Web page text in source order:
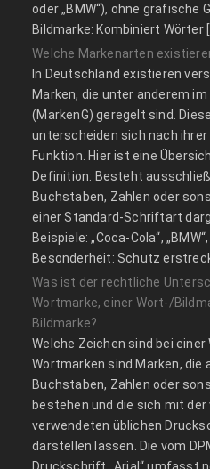
oder „BMW“), ohne grafische
Bildmarke: Kombiniert Wörter
Welche Markenarten
In Deutschland existieren
Marken, die unter anderem
(MarkenG) geregelt sind.
unterscheiden sich nach
Funktion. Hier ist eine
Definition: Besteht
Buchstaben, Zahlen oder
einer Standard-Schriftart
Beispiele: „Coca-Cola“,
Besonderheit: Schutz
Was ist der rechtliche
Wortmarke, einer Wort-/
Bildmarke?
Welche Zeichen sind bei
Wortmarken sind Marken, die
Buchstaben, Zahlen oder
bestehen und die sich mit der
verwendeten üblichen
darstellen lassen. Die vom
Druckschrift „Arial“ umfasst